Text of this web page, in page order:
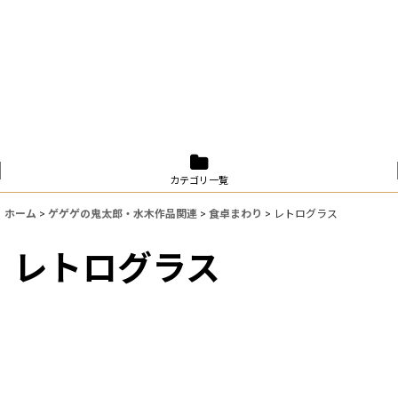
カテゴリ一覧
ホーム > ゲゲゲの鬼太郎・水木作品関連 > 食卓まわり > レトログラス
レトログラス